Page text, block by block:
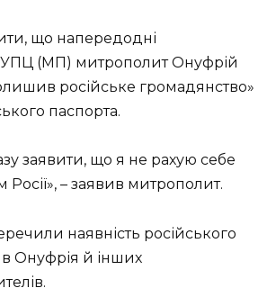
що напередодні
УПЦ (МП) митрополит Онуфрій
російське громадянство»
паспорта.
заявити, що я не рахую себе
– заявив митрополит.
наявність російського
Онуфрія й інших